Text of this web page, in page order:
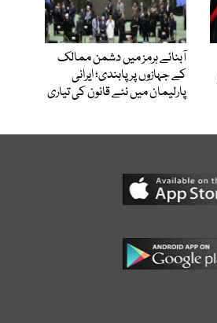
آبنائے ہرمز میں دشمن ممالک
کے جہازوں پر پابندی؛ ایرانی
پارلیمان میں نئے قانون کی تیاری